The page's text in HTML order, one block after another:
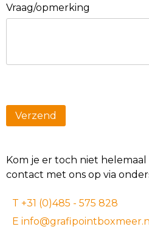
Vraag/opmerking
Kom je er toch niet
contact met ons op via
T +31 (0)485 - 575 828
E info@grafipointboxmeer.nl